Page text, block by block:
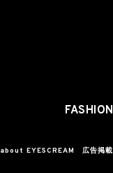
FASHION
about EYESCREAM 広告掲